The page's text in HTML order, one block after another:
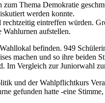
Thema Demokratie
werden konnte.
eintreffen würden.
aufstellen.
befinden. 949
machen und so ihre beiden
Im Vergleich zur Juniorwahl
und der Wahlpflichtkurs
gefunden hatte -eine